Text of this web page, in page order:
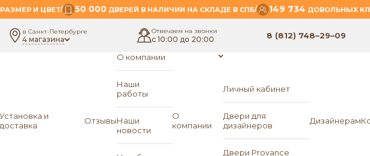
И ЦВЕТ/ 50 000ДВЕРЕЙ В НАЛИЧИИ НА СКЛАДЕ В СПБ/ 149 734 ДОВОЛЬНЫХ
в Санкт-Петербурге
4 магазина
Отвечаем на звонки
с 10:00 до 20:00 8 (812) 748–29–09
Установка и
доставка
Отзывы
О
компании
О компании
Наши
работы
Наши
новости
Дизайнерам
Личный кабинет
Двери для
дизайнеров
Двери Provance
ЛОРД - Прима 2